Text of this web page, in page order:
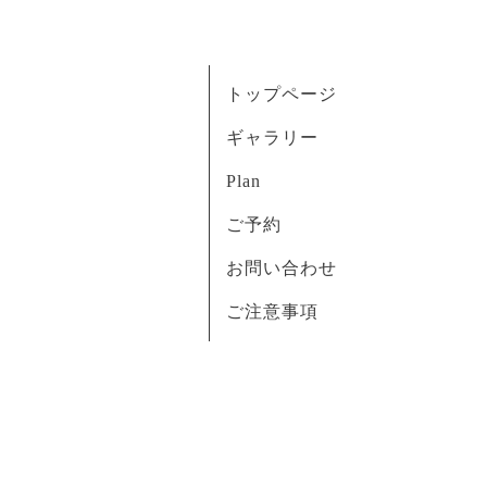
トップページ
ギャラリー
Plan
ご予約
お問い合わせ
ご注意事項